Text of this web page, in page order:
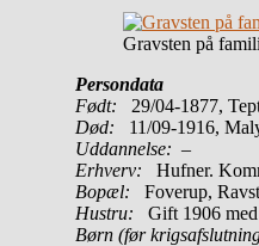
Gravsten på
Persondata
Født: 29/04-1877,
Død: 11/09-1916,
Uddannelse: –
Erhverv: Hufner.
Bopæl: Foverup,
Hustru: Gift 1906
Børn (før